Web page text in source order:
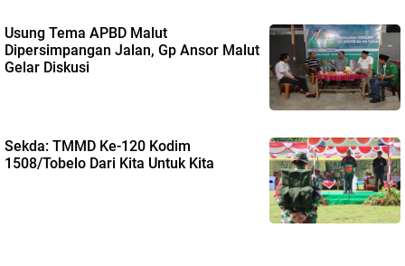
Usung Tema APBD Malut
Dipersimpangan Jalan, Gp Ansor Malut
Gelar Diskusi
Sekda: TMMD Ke-120 Kodim
1508/Tobelo Dari Kita Untuk Kita